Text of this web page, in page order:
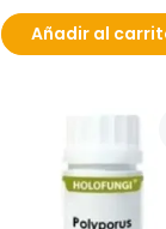
Añadir al